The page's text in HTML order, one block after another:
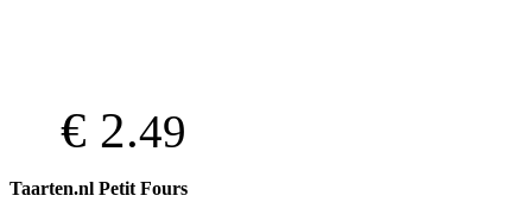
€ 2.49
Taarten.nl Petit Fours